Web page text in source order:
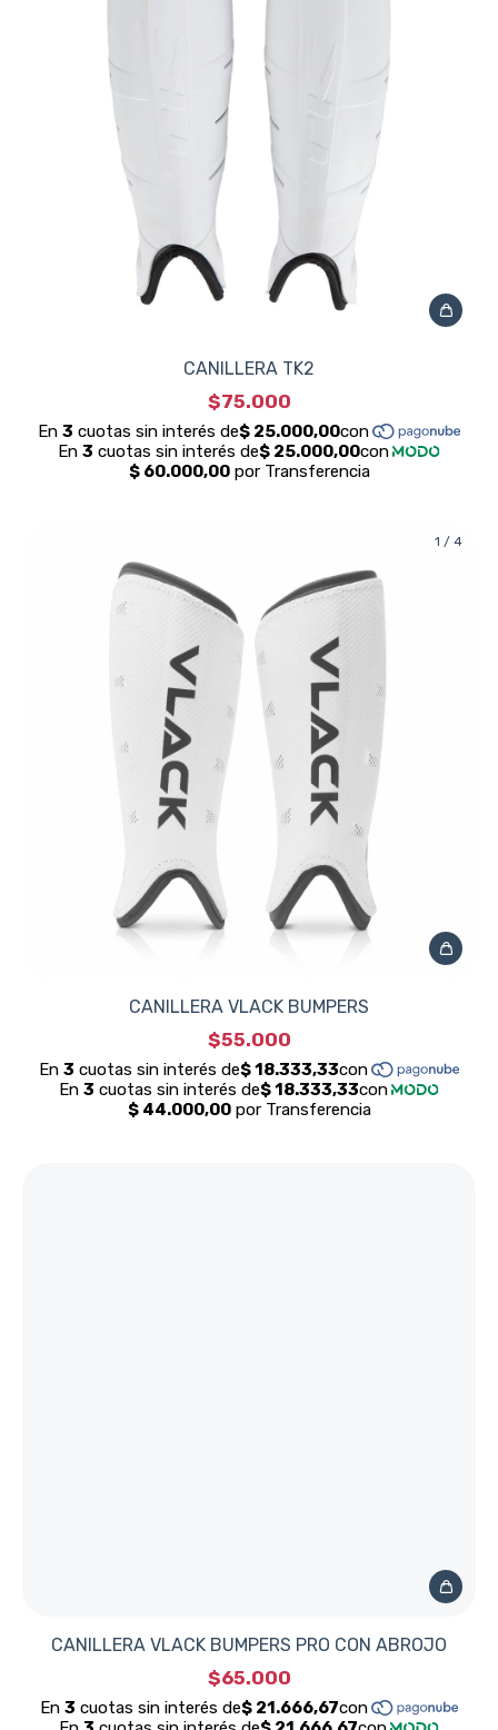
CANILLERA TK2
$75.000
1 / 4
CANILLERA VLACK BUMPERS
$55.000
CANILLERA VLACK BUMPERS PRO CON ABROJO
$65.000